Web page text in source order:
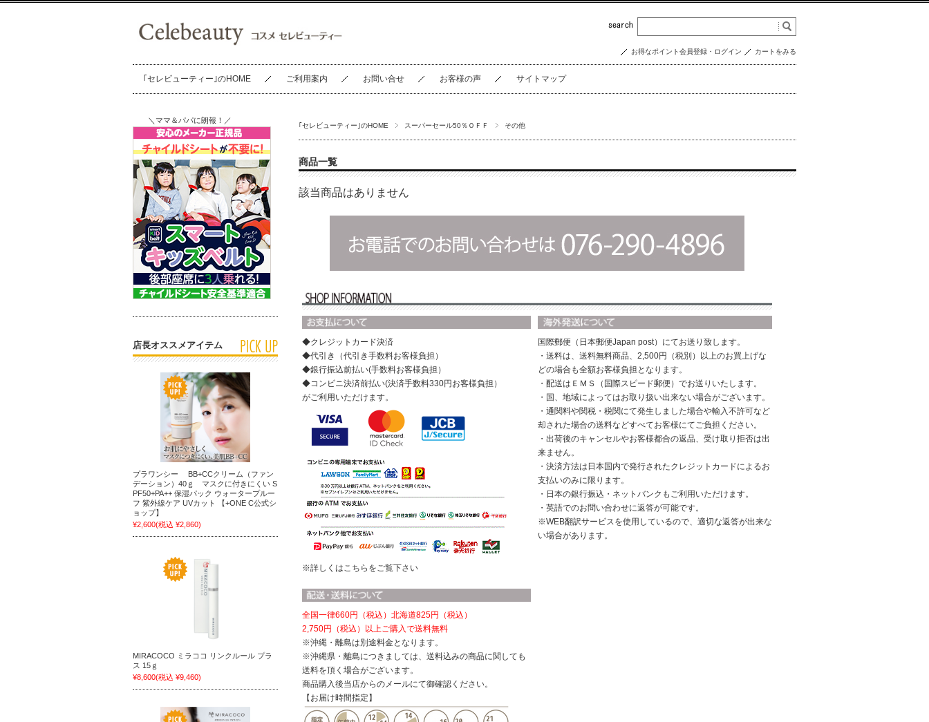
お得なポイント会員登録・ログイン カートをみる
｢セレビューティー｣のHOME ご利用案内 お問い合せ お客様の声 サイトマップ
｢セレビューティー｣のHOME スーパーセール50％ＯＦＦ その他
商品一覧
該当商品はありません
◆クレジットカード決済
◆代引き（代引き手数料お客様負担）
◆銀行振込前払い(手数料お客様負担）
◆コンビニ決済前払い(決済手数料330円お客様負担）
がご利用いただけます。
国際郵便（日本郵便Japan post）にてお送り致します。
・送料は、送料無料商品、2,500円（税別）以上のお買上げな
どの場合も全額お客様負担となります。
・配送はＥＭＳ（国際スピード郵便）でお送りいたします。
・国、地域によってはお取り扱い出来ない場合がございます。
・通関料や関税・税関にて発生しました場合や輸入不許可など
却された場合の送料などすべてお客様にてご負担ください。
・出荷後のキャンセルやお客様都合の返品、受け取り拒否は出
来ません。
・決済方法は日本国内で発行されたクレジットカードによるお
支払いのみに限ります。
・日本の銀行振込・ネットバンクもご利用いただけます。
・英語でのお問い合わせに返答が可能です。
※WEB翻訳サービスを使用しているので、適切な返答が出来な
い場合があります。
※詳しくはこちらをご覧下さい
全国一律660円（税込） 北海道825円（税込）
2,750円（税込）以上ご購入で送料無料
※沖縄・離島は別途料金となります。
※沖縄県・離島につきましては、送料込みの商品に関しても
送料を頂く場合がございます。
商品購入後当店からのメールにて御確認ください。
【お届け時間指定】
＼ママ＆パパに朗報！／
店長オススメアイテム
プラワンシー BB+CCクリーム（ファン
デーション）40ｇ マスクに付きにくい S
PF50+PA++ 保湿パック ウォータープルー
フ 紫外線ケア UVカット 【+ONE C公式シ
ョップ】
¥2,600(税込 ¥2,860)
MIRACOCO ミラココ リンクルール プラ
ス 15ｇ
¥8,600(税込 ¥9,460)